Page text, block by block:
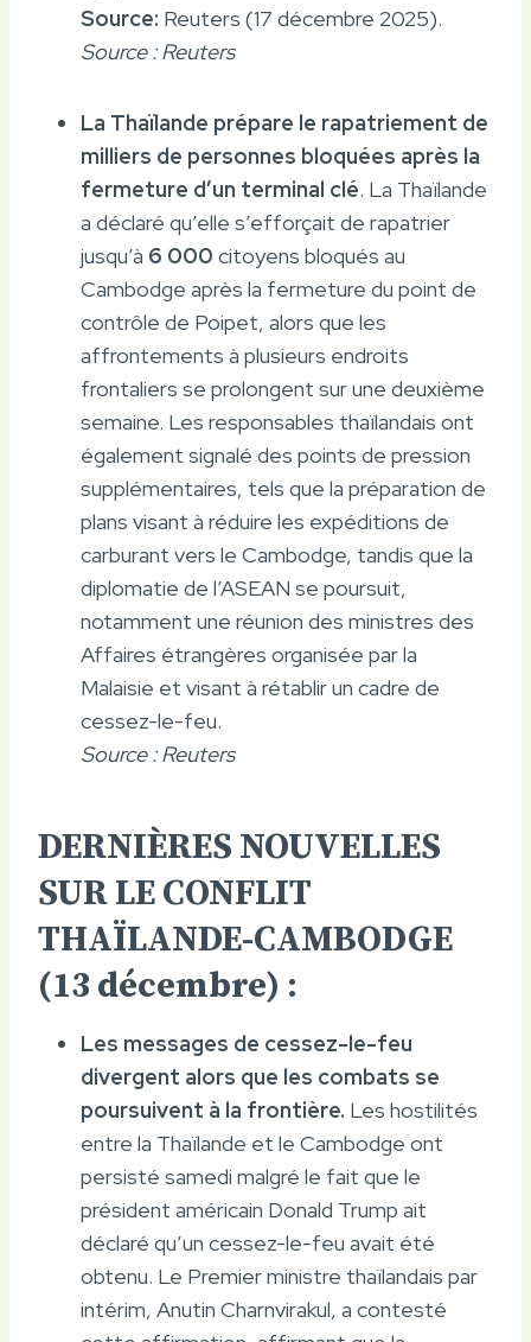
Source: Reuters (17 décembre 2025).
Source : Reuters
La Thaïlande prépare le rapatriement de
milliers de personnes bloquées après la
fermeture d’un terminal clé. La Thaïlande
a déclaré qu’elle s’efforçait de rapatrier
jusqu’à 6 000 citoyens bloqués au
Cambodge après la fermeture du point de
contrôle de Poipet, alors que les
affrontements à plusieurs endroits
frontaliers se prolongent sur une deuxième
semaine. Les responsables thaïlandais ont
également signalé des points de pression
supplémentaires, tels que la préparation de
plans visant à réduire les expéditions de
carburant vers le Cambodge, tandis que la
diplomatie de l’ASEAN se poursuit,
notamment une réunion des ministres des
Affaires étrangères organisée par la
Malaisie et visant à rétablir un cadre de
cessez-le-feu.
Source : Reuters
DERNIÈRES NOUVELLES
SUR LE CONFLIT
THAÏLANDE-CAMBODGE
(13 décembre) :
Les messages de cessez-le-feu
divergent alors que les combats se
poursuivent à la frontière. Les hostilités
entre la Thaïlande et le Cambodge ont
persisté samedi malgré le fait que le
président américain Donald Trump ait
déclaré qu’un cessez-le-feu avait été
obtenu. Le Premier ministre thaïlandais par
intérim, Anutin Charnvirakul, a contesté